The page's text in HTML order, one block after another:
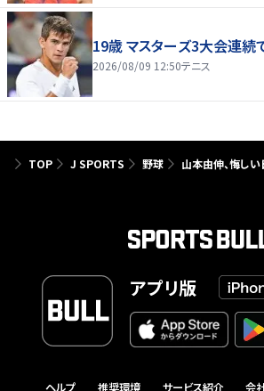
19歳 マスターズ3大会連続
2026/08/09 12:50テニス
TOP J SPORTS 野球 山本由伸、悔し
アプリ版
ヘルプ 推奨環境 サービス紹介 会